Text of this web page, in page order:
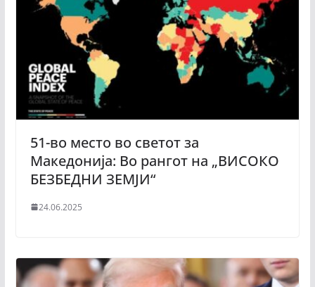
51-во место во светот за
Македонија: Во рангот на „ВИСОКО
БЕЗБЕДНИ ЗЕМЈИ“
24.06.2025